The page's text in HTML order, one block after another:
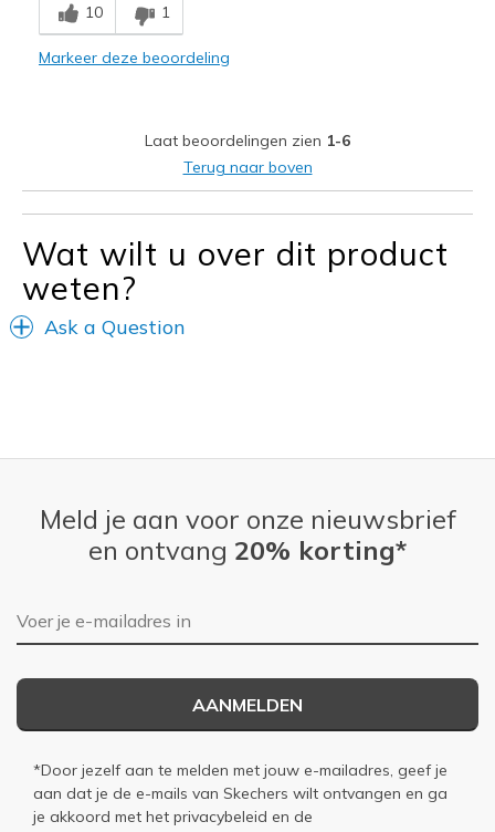
Stylish
Special Occasions
Travel
Width
Sizing
View On Shoes
10 1
Markeer deze beoordeling
Laat beoordelingen zien 1-6
Terug naar boven
Wat wilt u over dit product
weten?
Ask a Question
Meld je aan voor onze nieuwsbrief
en ontvang 20% korting*
E-mailadres
AANMELDEN
*Door jezelf aan te melden met jouw e-mailadres, geef je
aan dat je de e-mails van Skechers wilt ontvangen en ga
je akkoord met het privacybeleid en de